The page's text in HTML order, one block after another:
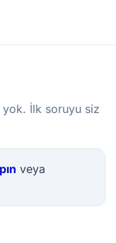
yok. İlk soruyu siz
veya